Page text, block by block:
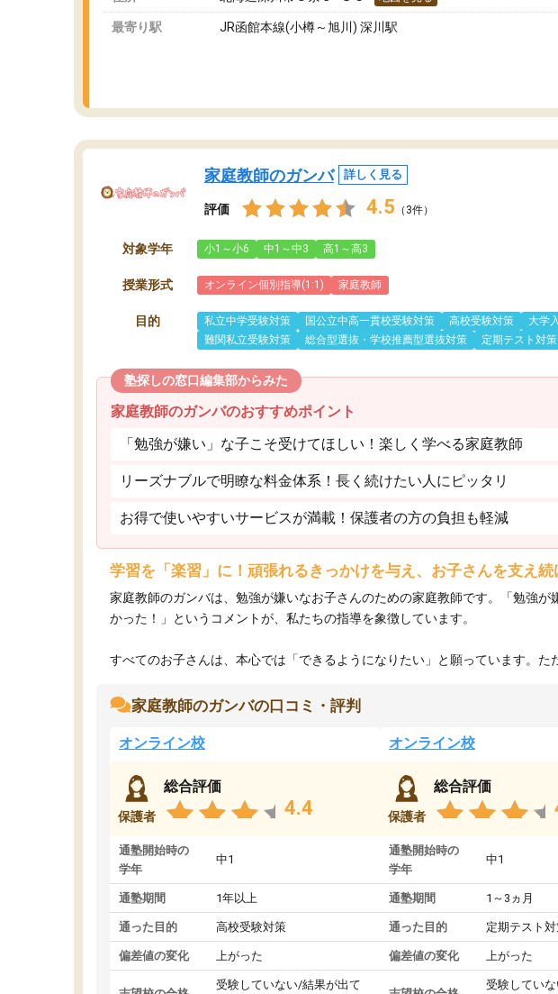
最寄り駅 JR函館本線(小樽～旭川) 深川駅
家庭教師のガンバ 詳しく見る
評価 4.5 （3件）
対象学年 小1～小6 中1～中3 高1～高3
授業形式 オンライン個別指導(1:1) 家庭教師
目的 私立中学受験対策 国公立中高一貫校受験対策 高校受験対策 大学
難関私立受験対策
総合型選抜・学校推薦型選抜対策 定期テスト対策
塾探しの窓口編集部からみた
家庭教師のガンバのおすすめポイント
「勉強が嫌い」な子こそ受けてほしい！楽しく学べる家庭教師
リーズナブルで明瞭な料金体系！長く続けたい人にピッタリ
お得で使いやすいサービスが満載！保護者の方の負担も軽減
学習を「楽習」に！頑張れるきっかけを与え、お子さんを支え
家庭教師のガンバは、勉強が嫌いなお子さんのための家庭教師です。「勉強
かった！」というコメントが、私たちの指導を象徴しています。
すべてのお子さんは、本心では「できるようになりたい」と願っています。ただ
家庭教師のガンバの口コミ・評判
オンライン校
保護者
総合評価
4.4
通塾開始時の
学年
中1
通塾期間 1年以上
通った目的 高校受験対策
偏差値の変化 上がった
受験していない/結果が出て
オンライン校
保護者
総合評価
通塾開始時の
学年
中1
通塾期間 1～3ヵ月
通った目的 定期テスト
偏差値の変化 上がった
受験してい